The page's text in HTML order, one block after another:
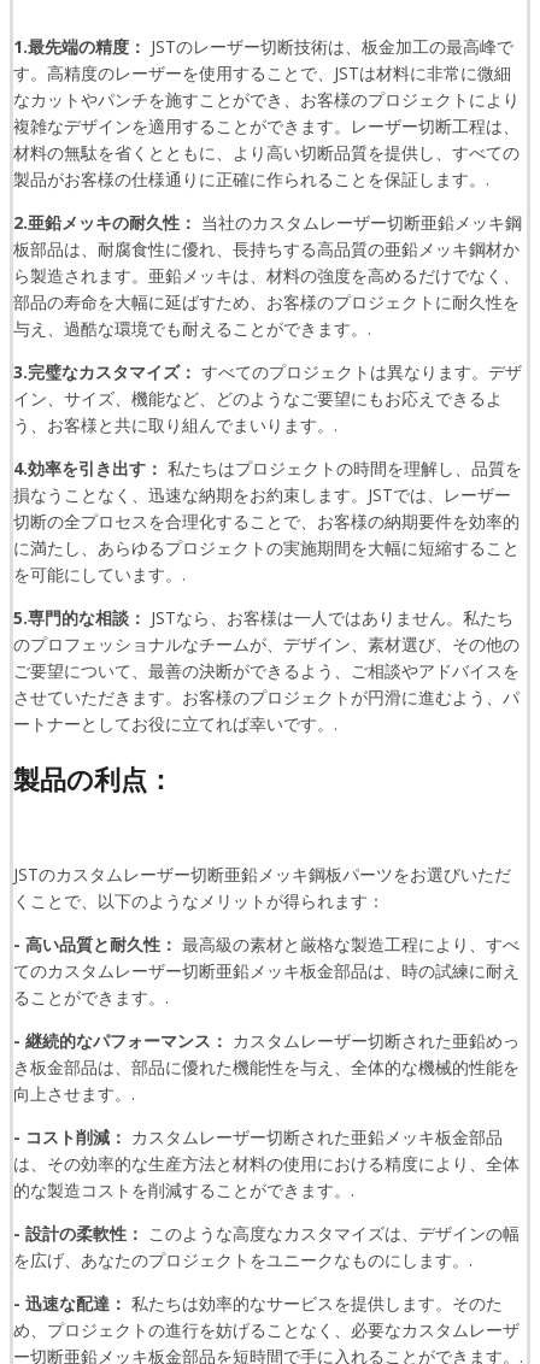
1.最先端の精度： JSTのレーザー切断技術は、板金加工の最高峰で
す。高精度のレーザーを使用することで、JSTは材料に非常に微細
なカットやパンチを施すことができ、お客様のプロジェクトにより
複雑なデザインを適用することができます。レーザー切断工程は、
材料の無駄を省くとともに、より高い切断品質を提供し、すべての
製品がお客様の仕様通りに正確に作られることを保証します。.
2.亜鉛メッキの耐久性： 当社のカスタムレーザー切断亜鉛メッキ鋼
板部品は、耐腐食性に優れ、長持ちする高品質の亜鉛メッキ鋼材か
ら製造されます。亜鉛メッキは、材料の強度を高めるだけでなく、
部品の寿命を大幅に延ばすため、お客様のプロジェクトに耐久性を
与え、過酷な環境でも耐えることができます。.
3.完璧なカスタマイズ： すべてのプロジェクトは異なります。デザ
イン、サイズ、機能など、どのようなご要望にもお応えできるよ
う、お客様と共に取り組んでまいります。.
4.効率を引き出す： 私たちはプロジェクトの時間を理解し、品質を
損なうことなく、迅速な納期をお約束します。JSTでは、レーザー
切断の全プロセスを合理化することで、お客様の納期要件を効率的
に満たし、あらゆるプロジェクトの実施期間を大幅に短縮すること
を可能にしています。.
5.専門的な相談： JSTなら、お客様は一人ではありません。私たち
のプロフェッショナルなチームが、デザイン、素材選び、その他の
ご要望について、最善の決断ができるよう、ご相談やアドバイスを
させていただきます。お客様のプロジェクトが円滑に進むよう、パ
ートナーとしてお役に立てれば幸いです。.
製品の利点：
JSTのカスタムレーザー切断亜鉛メッキ鋼板パーツをお選びいただ
くことで、以下のようなメリットが得られます：
- 高い品質と耐久性： 最高級の素材と厳格な製造工程により、すべ
てのカスタムレーザー切断亜鉛メッキ板金部品は、時の試練に耐え
ることができます。.
- 継続的なパフォーマンス： カスタムレーザー切断された亜鉛めっ
き板金部品は、部品に優れた機能性を与え、全体的な機械的性能を
向上させます。.
- コスト削減： カスタムレーザー切断された亜鉛メッキ板金部品
は、その効率的な生産方法と材料の使用における精度により、全体
的な製造コストを削減することができます。.
- 設計の柔軟性： このような高度なカスタマイズは、デザインの幅
を広げ、あなたのプロジェクトをユニークなものにします。.
- 迅速な配達： 私たちは効率的なサービスを提供します。そのた
め、プロジェクトの進行を妨げることなく、必要なカスタムレーザ
ー切断亜鉛メッキ板金部品を短時間で手に入れることができます。.